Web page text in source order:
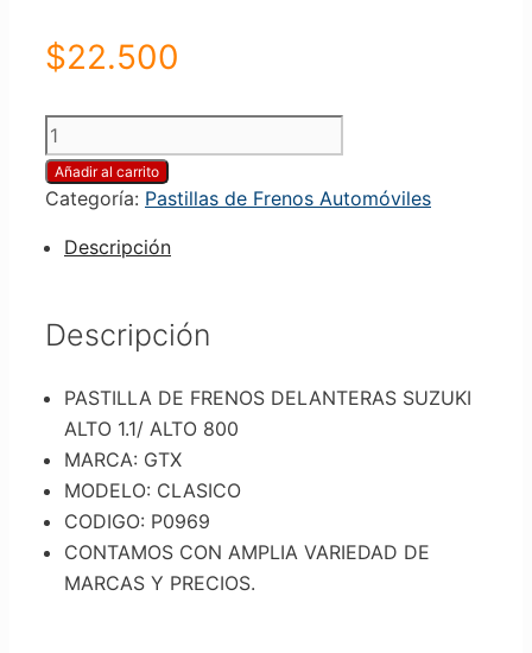
$22.500
PASTILLA
DE
FRENOS
DELANTERAS
SUZUKI
ALTO
Añadir al carrito
Categoría: Pastillas de Frenos Automóviles
Descripción
Descripción
PASTILLA DE FRENOS DELANTERAS SUZUKI
ALTO 1.1/ ALTO 800
MARCA: GTX
MODELO: CLASICO
CODIGO: P0969
CONTAMOS CON AMPLIA VARIEDAD DE
MARCAS Y PRECIOS.